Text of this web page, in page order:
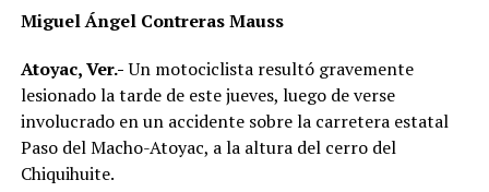
Miguel Ángel Contreras Mauss
Atoyac, Ver.-Un motociclista resultó gravemente
lesionado la tarde de este jueves, luego de verse
involucrado en un accidente sobre la carretera estatal
Paso del Macho-Atoyac, a la altura del cerro del
Chiquihuite.